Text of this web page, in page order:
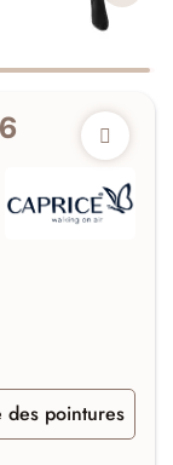
des pointures